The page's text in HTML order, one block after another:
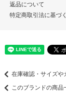
返品について
特定商取引法に基づ
在庫確認・サイズや
このブランドの商品